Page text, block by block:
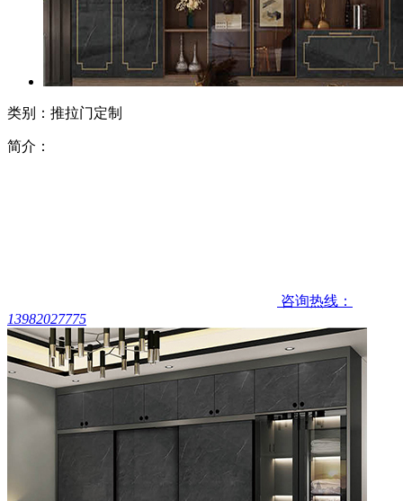
类别：推拉门定制
简介：
咨询热线：
13982027775